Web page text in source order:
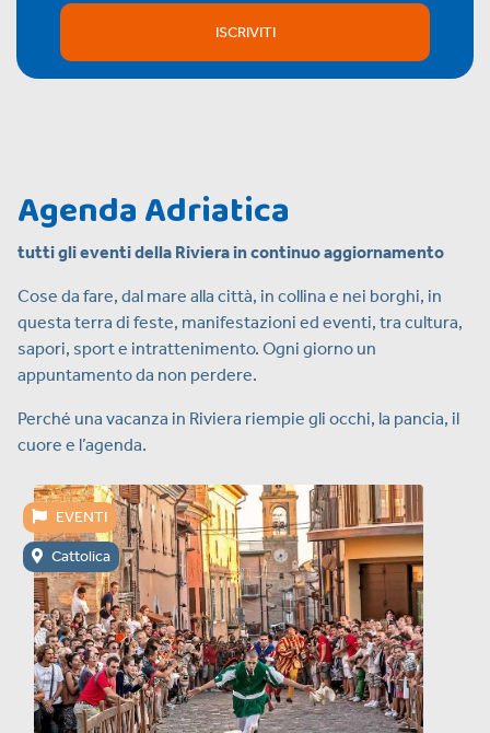
ISCRIVITI
Agenda Adriatica
tutti gli eventi della Riviera in continuo aggiornamento
Cose da fare, dal mare alla città, in collina e nei borghi, in
questa terra di feste, manifestazioni ed eventi, tra cultura,
sapori, sport e intrattenimento. Ogni giorno un
appuntamento da non perdere.
Perché una vacanza in Riviera riempie gli occhi, la pancia, il
cuore e l’agenda.
EVENTI
Cattolica